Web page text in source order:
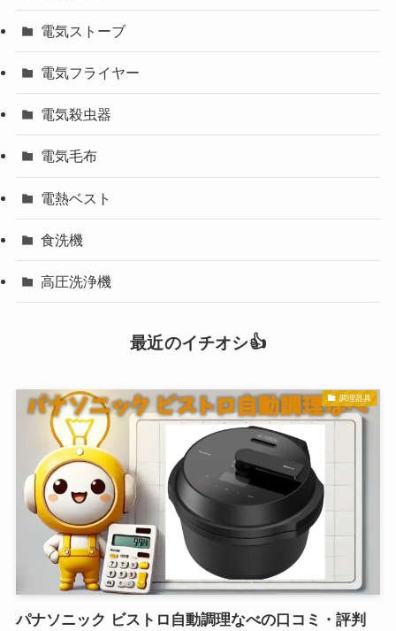
電気ストーブ
電気フライヤー
電気殺虫器
電気毛布
電熱ベスト
食洗機
高圧洗浄機
最近のイチオシ👍
調理器具
パナソニック ビストロ自動調理なべの口コミ・評判